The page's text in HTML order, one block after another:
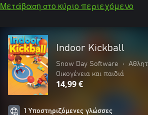
Μετάβαση στο κύριο περιεχόμενο
Indoor Kickball
Snow Day Software •
Οικογένεια και παιδιά
14,99 €
1 Υποστηριζόμενες γλώσσες